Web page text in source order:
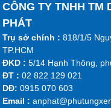
CÔNG TY TNHH TM
PHÁT
Trụ sở chính : 818/1/5
TP.HCM
ĐKD :5/14 Hạnh Thông,
ĐT : 02 822 129 021
DĐ:0915 070 603
Email :